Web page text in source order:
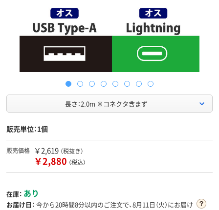
長さ：2.0m ※コネクタ含まず
販売単位：1個
販売価格 ￥2,619 （税抜き）
￥2,880 （税込）
在庫： あり
お届け日： 今から20時間8分以内のご注文で、8月11日（火）にお届け